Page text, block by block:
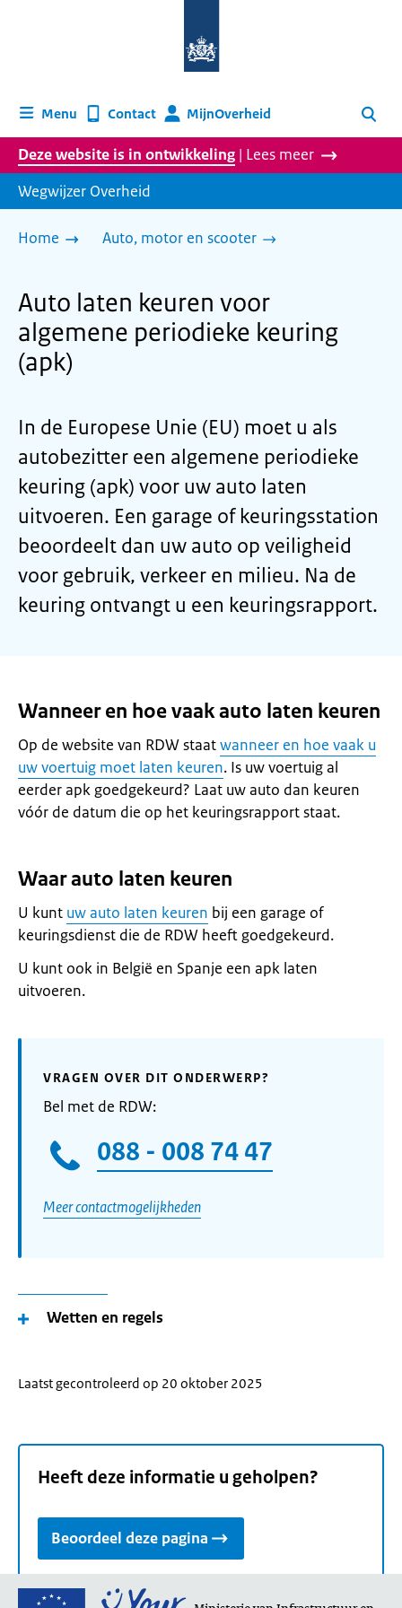
homepage
Menu Contact MijnOverheid Zoeken
Deze website is in ontwikkeling | Lees meer
Wegwijzer Overheid
Home Auto, motor en scooter
Auto laten keuren voor
algemene periodieke keuring
(apk)
In de Europese Unie (EU) moet u als
autobezitter een algemene periodieke
keuring (apk) voor uw auto laten
uitvoeren. Een garage of keuringsstation
beoordeelt dan uw auto op veiligheid
voor gebruik, verkeer en milieu. Na de
keuring ontvangt u een keuringsrapport.
Wanneer en hoe vaak auto laten keuren
Op de website van RDW staatwanneer en hoe vaak u
uw voertuig moet laten keuren. Is uw voertuig al
eerder apk goedgekeurd? Laat uw auto dan keuren
vóór de datum die op het keuringsrapport staat.
Waar auto laten keuren
U kunt uw auto laten keuren bij een garage of
keuringsdienst die de RDW heeft goedgekeurd.
U kunt ook in België en Spanje een apk laten
uitvoeren.
VRAGEN OVER DIT ONDERWERP?
Bel met de RDW:
088 - 008 74 47
Meer contactmogelijkheden
Wetten en regels
Laatst gecontroleerd op 20 oktober 2025
Heeft deze informatie u geholpen?
Beoordeel deze pagina
Ga